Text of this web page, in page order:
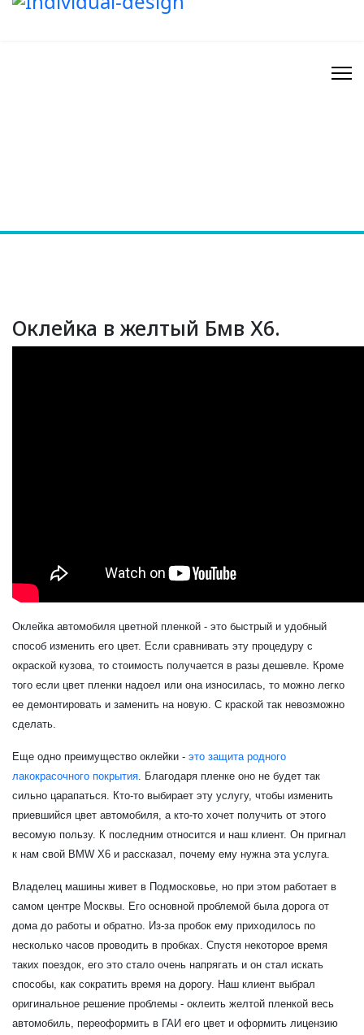
Оклейка в желтый Бмв Х6.
Оклейка автомобиля цветной пленкой - это быстрый и удобный
способ изменить его цвет. Если сравнивать эту процедуру с
окраской кузова, то стоимость получается в разы дешевле. Кроме
того если цвет пленки надоел или она износилась, то можно легко
ее демонтировать и заменить на новую. С краской так невозможно
сделать.
Еще одно преимущество оклейки - это защита родного
лакокрасочного покрытия . Благодаря пленке оно не будет так
сильно царапаться. Кто-то выбирает эту услугу, чтобы изменить
приевшийся цвет автомобиля, а кто-то хочет получить от этого
весомую пользу. К последним относится и наш клиент. Он пригнал
к нам свой BMW X6 и рассказал, почему ему нужна эта услуга.
Владелец машины живет в Подмосковье, но при этом работает в
самом центре Москвы. Его основной проблемой была дорога от
дома до работы и обратно. Из-за пробок ему приходилось по
несколько часов проводить в пробках. Спустя некоторое время
таких поездок, его это стало очень напрягать и он стал искать
способы, как сократить время на дорогу. Наш клиент выбрал
оригинальное решение проблемы - оклеить желтой пленкой весь
автомобиль, переоформить в ГАИ его цвет и оформить лицензию